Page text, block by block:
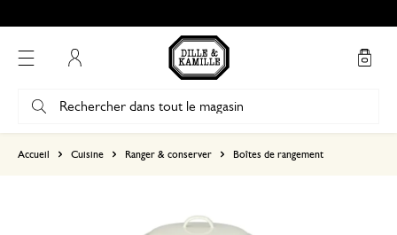
Accueil Cuisine Ranger & conserver Boîtes de rangement